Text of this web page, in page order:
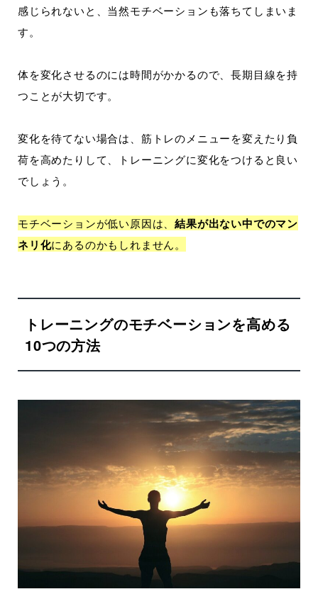
感じられないと、当然モチベーションも落ちてしまいま
す。
体を変化させるのには時間がかかるので、長期目線を持
つことが大切です。
変化を待てない場合は、筋トレのメニューを変えたり負
荷を高めたりして、トレーニングに変化をつけると良い
でしょう。
モチベーションが低い原因は、結果が出ない中でのマン
ネリ化にあるのかもしれません。
トレーニングのモチベーションを高める
10つの方法